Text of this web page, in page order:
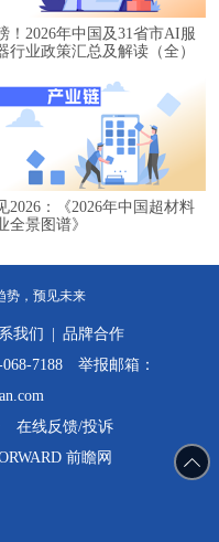
！2026年中国及31省市AI服
行业政策汇总及解读（全）
2026：《2026年中国超材料
全景图谱》
势，预见未来
我们
品牌合作
7188 举报邮箱：
在线反馈/投诉
前瞻网